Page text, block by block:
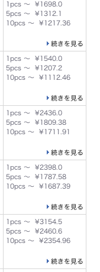
1pcs ～ ¥1698.0
5pcs ～ ¥1312.1
10pcs ～ ¥1217.36
続きを見る
1pcs ～ ¥1540.0
5pcs ～ ¥1207.2
10pcs ～ ¥1112.46
続きを見る
1pcs ～ ¥2436.0
5pcs ～ ¥1809.38
10pcs ～ ¥1711.91
続きを見る
1pcs ～ ¥2398.0
5pcs ～ ¥1787.58
10pcs ～ ¥1687.39
続きを見る
1pcs ～ ¥3154.5
5pcs ～ ¥2460.6
10pcs ～ ¥2354.96
続きを見る